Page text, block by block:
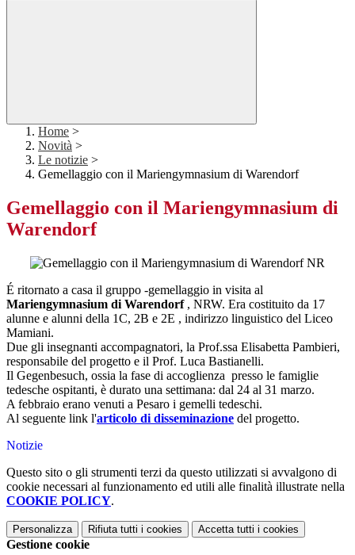
Home >
Novità >
Le notizie >
Gemellaggio con il Mariengymnasium di Warendorf
Gemellaggio con il Mariengymnasium di
Warendorf
É ritornato a casa il gruppo -gemellaggio in visita al
Mariengymnasium di Warendorf, NRW. Era costituito da 17
alunne e alunni della 1C, 2B e 2E , indirizzo linguistico del Liceo
Mamiani.
Due gli insegnanti accompagnatori, la Prof.ssa Elisabetta Pambieri,
responsabile del progetto e il Prof. Luca Bastianelli.
Il Gegenbesuch, ossia la fase di accoglienza presso le famiglie
tedesche ospitanti, è durato una settimana: dal 24 al 31 marzo.
A febbraio erano venuti a Pesaro i gemelli tedeschi.
Al seguente link l'articolo di disseminazione del progetto.
Notizie
Questo sito o gli strumenti terzi da questo utilizzati si avvalgono di
cookie necessari al funzionamento ed utili alle finalità illustrate nella
COOKIE POLICY.
Personalizza Rifiuta tutti i cookies Accetta tutti i cookies
Gestione cookie